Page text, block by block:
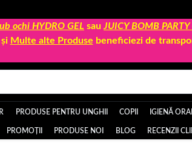
ochi HYDRO GEL sau JUICY BOMB PARTY
și Multe alte Produse beneficiezi de
PRODUSE PENTRU UNGHII COPII IGIENĂ
PROMOȚII PRODUSE NOI BLOG RECENZII